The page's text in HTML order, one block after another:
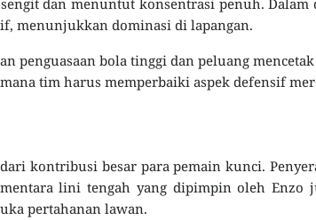
menunjukkan dominasi di lapangan.
penguasaan bola tinggi dan peluang mencetak
tim harus memperbaiki aspek defensif
kontribusi besar para pemain kunci.
lini tengah yang dipimpin oleh Enzo
pertahanan lawan.